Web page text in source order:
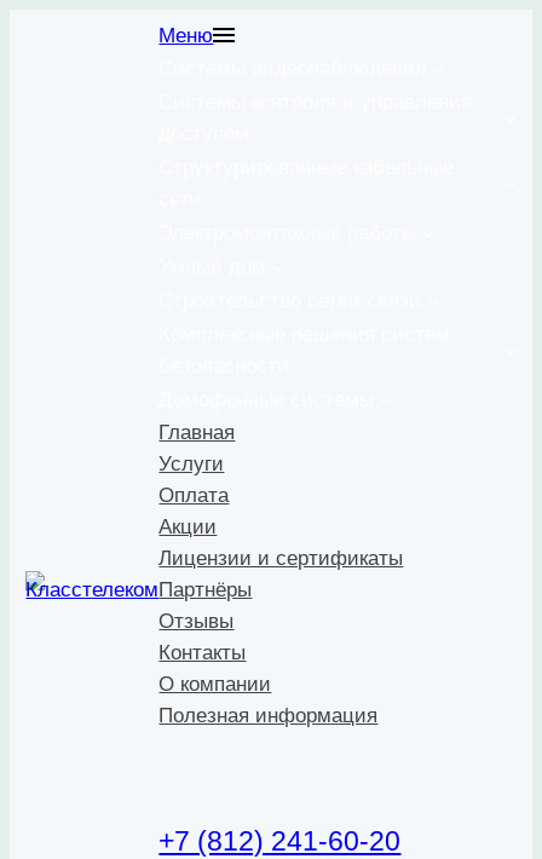
Меню
Главная
Услуги
Оплата
Акции
Лицензии и сертификаты
Партнёры
Отзывы
Контакты
О компании
Полезная информация
+7 (812) 241-60-20